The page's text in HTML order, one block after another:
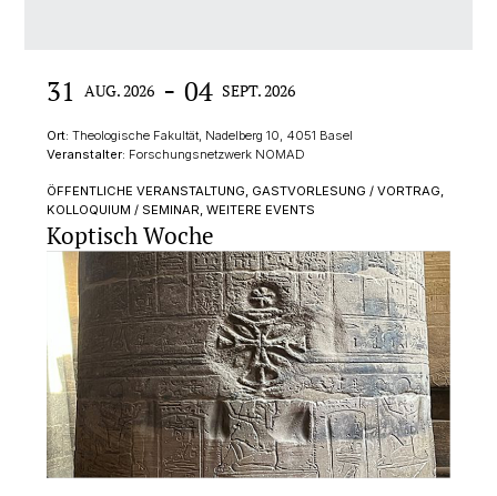
31 AUG. 2026 - 04 SEPT. 2026
Ort: Theologische Fakultät, Nadelberg 10, 4051 Basel
Veranstalter: Forschungsnetzwerk NOMAD
ÖFFENTLICHE VERANSTALTUNG, GASTVORLESUNG / VORTRAG,
KOLLOQUIUM / SEMINAR, WEITERE EVENTS
Koptisch Woche